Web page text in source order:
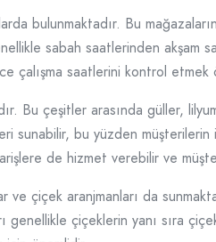
bulunmaktadır. Bu
sabah saatlerinden akşam
çalışma saatlerini kontrol etmek
Bu çeşitler arasında güller,
sunabilir, bu yüzden
de hizmet verebilir ve
ve çiçek aranjmanları da
çiçeklerin yanı sıra